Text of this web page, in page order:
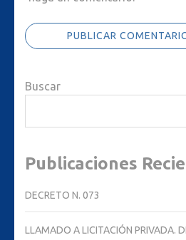
Buscar
Publicaciones
DECRETO N. 073
LLAMADO A LICITACIÓN PRIVADA.